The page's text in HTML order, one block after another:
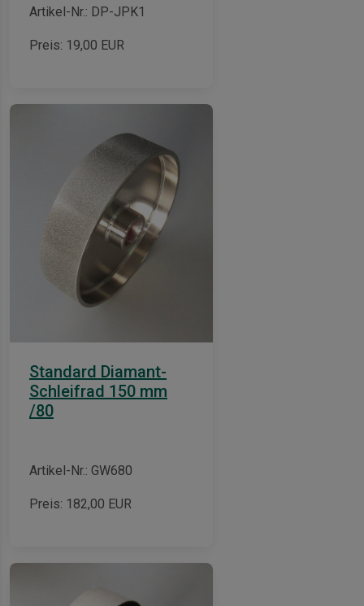
Artikel-Nr.: DP-JPK1
Preis: 19,00 EUR
Standard Diamant-
Schleifrad 150 mm
/80
Artikel-Nr.: GW680
Preis: 182,00 EUR